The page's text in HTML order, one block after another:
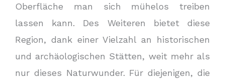
Oberfläche man sich mühelos treiben
lassen kann. Des Weiteren bietet diese
Region, dank einer Vielzahl an historischen
und archäologischen Stätten, weit mehr als
nur dieses Naturwunder. Für diejenigen, die